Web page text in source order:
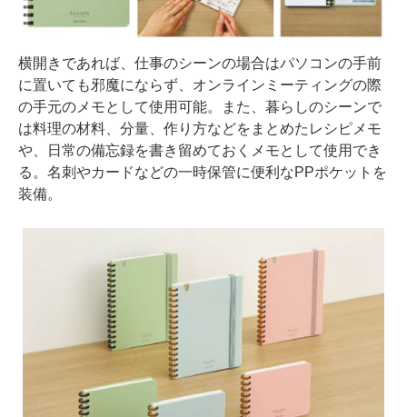
横開きであれば、仕事のシーンの場合はパソコンの手前
に置いても邪魔にならず、オンラインミーティングの際
の手元のメモとして使用可能。また、暮らしのシーンで
は料理の材料、分量、作り方などをまとめたレシピメモ
や、日常の備忘録を書き留めておくメモとして使用でき
る。名刺やカードなどの一時保管に便利なPPポケットを
装備。